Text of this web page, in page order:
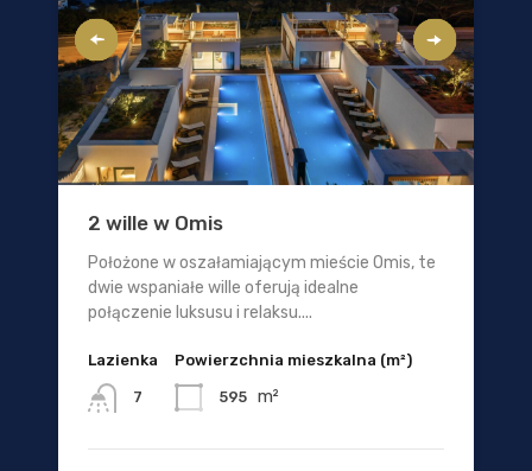
2 wille w Omis
Położone w oszałamiającym mieście Omis, te
dwie wspaniałe wille oferują idealne
połączenie luksusu i relaksu....
Lazienka
7
Powierzchnia mieszkalna (m²)
595 m²